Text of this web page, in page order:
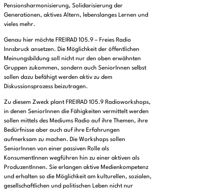
Pensionsharmonisierung, Solidarisierung der
Generationen, aktives Altern, lebenslanges Lernen und
vieles mehr.
Genau hier möchte FREIRAD 105.9 – Freies Radio
Innsbruck ansetzen. Die Möglichkeit der öffentlichen
Meinungsbildung soll nicht nur den oben erwähnten
Gruppen zukommen, sondern auch SeniorInnen selbst
sollen dazu befähigt werden aktiv zu dem
Diskussionsprozess beizutragen.
Zu diesem Zweck plant FREIRAD 105.9 Radioworkshops,
in denen SeniorInnen die Fähigkeiten vermittelt werden
sollen mittels des Mediums Radio auf ihre Themen, ihre
Bedürfnisse aber auch auf ihre Erfahrungen
aufmerksam zu machen. Die Workshops sollen
SeniorInnen von einer passiven Rolle als
KonsumentInnen wegführen hin zu einer aktiven als
ProduzentInnen. Sie erlangen aktive Medienkompetenz
und erhalten so die Möglichkeit am kulturellen, sozialen,
gesellschaftlichen und politischen Leben nicht nur